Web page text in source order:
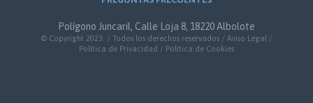
Polígono Juncaril, Calle Loja 8, 18220 Albolote
© Copyright 2023. / Todos los derechos reservados / Aviso Legal
/
Política de Privacidad / Política de Cookies